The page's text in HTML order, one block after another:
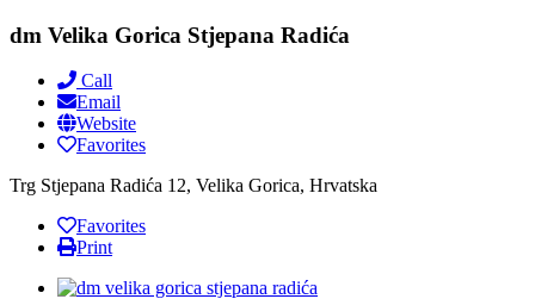
dm Velika Gorica Stjepana Radića
Call
Email
Website
Favorites
Trg Stjepana Radića 12, Velika Gorica, Hrvatska
Favorites
Print